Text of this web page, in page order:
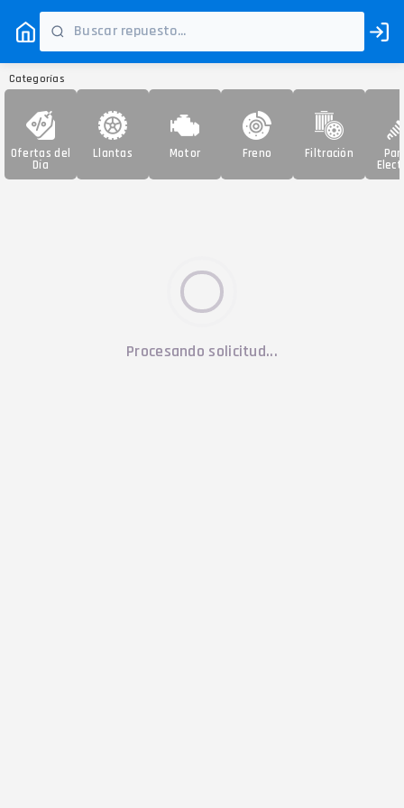
Categorías
Ofertas del
Día
Llantas Motor Freno Filtración
Procesando solicitud...